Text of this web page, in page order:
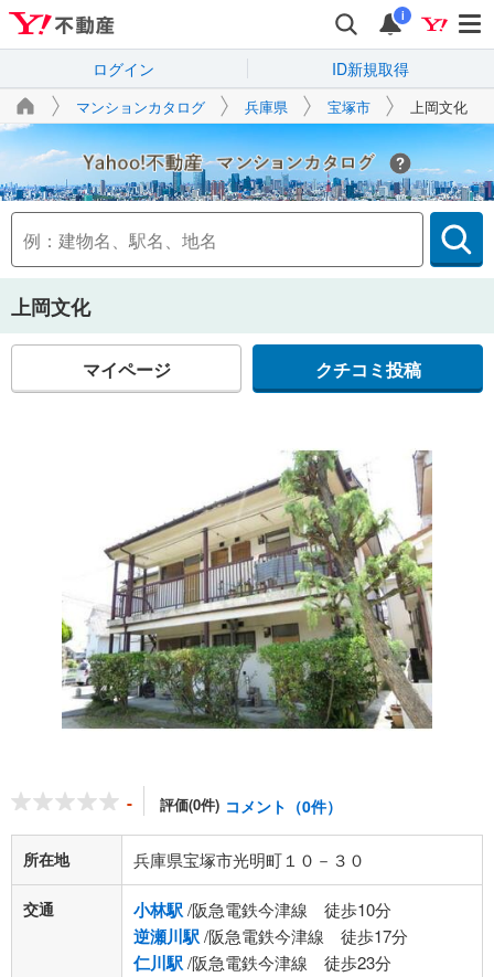
i
ログイン ID新規取得
マンションカタログ 兵庫県 宝塚市 上岡文化
Yahoo!不動産
上岡文化
マイページ クチコミ投稿
- 評価(0件) コメント（0件）
所在地 兵庫県宝塚市光明町１０－３０
交通 小林駅/阪急電鉄今津線 徒歩10分
逆瀬川駅/阪急電鉄今津線 徒歩17分
仁川駅/阪急電鉄今津線 徒歩23分